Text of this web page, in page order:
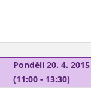
Pondělí 20. 4. 2015
(11:00 - 13:30)